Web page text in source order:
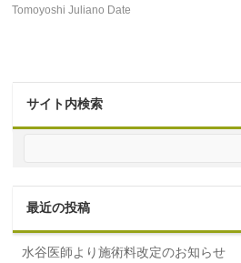
Tomoyoshi Juliano Date
サイト内検索
最近の投稿
水谷医師より施術料改定のお知らせ